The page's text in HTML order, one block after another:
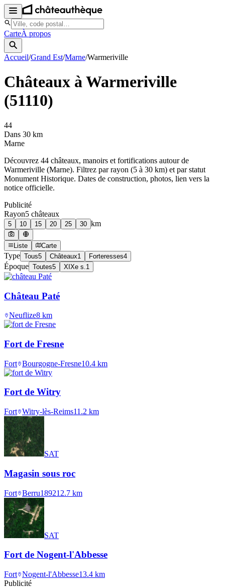
CarteÀ propos
Accueil/Grand Est/Marne/Warmeriville
Châteaux àWarmeriville
(51110)
44
Dans 30 km
Marne
Découvrez 44 châteaux, manoirs et fortifications autour de
Warmeriville (Marne). Filtrez par rayon (5 à 30 km) et par statut
Monument Historique. Dates de construction, photos, lien vers la
notice officielle.
Publicité
Rayon5 châteaux
5 10 15 20 25 30 km
Liste Carte
Type Tous5 Châteaux1 Forteresses4
Époque Toutes5 XIXe s. 1
Château Paté
Neuflize8 km
Fort de Fresne
Fort Bourgogne-Fresne10.4 km
Fort de Witry
Fort Witry-lès-Reims11.2 km
SAT
Magasin sous roc
Fort Berru189212.7 km
SAT
Fort de Nogent-l'Abbesse
Fort Nogent-l'Abbesse13.4 km
Publicité